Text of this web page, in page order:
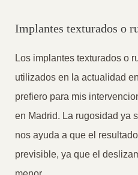
Implantes texturados o
Los implantes texturados o
utilizados en la actualidad
prefiero para mis
en Madrid. La rugosidad ya
nos ayuda a que el
previsible, ya que el